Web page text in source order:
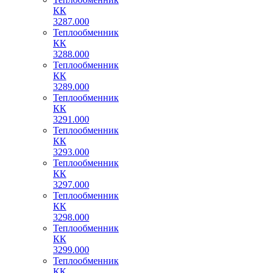
КК
3287.000
Теплообменник
КК
3288.000
Теплообменник
КК
3289.000
Теплообменник
КК
3291.000
Теплообменник
КК
3293.000
Теплообменник
КК
3297.000
Теплообменник
КК
3298.000
Теплообменник
КК
3299.000
Теплообменник